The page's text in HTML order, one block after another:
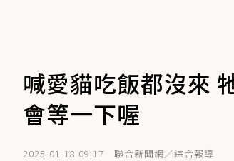
喊愛貓吃飯都沒來
會等一下喔
2025-01-18 09:17 聯合新聞網／綜合報導